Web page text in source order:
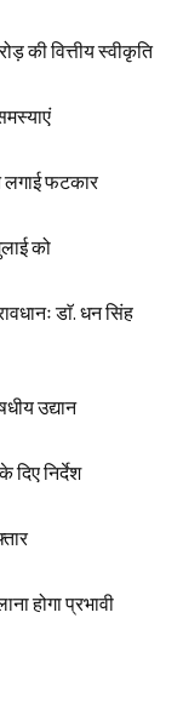
की वित्तीय स्वीकृति
लगाई फटकार
को
डाॅ. धन सिंह
उद्यान
दिए निर्देश
होगा प्रभावी